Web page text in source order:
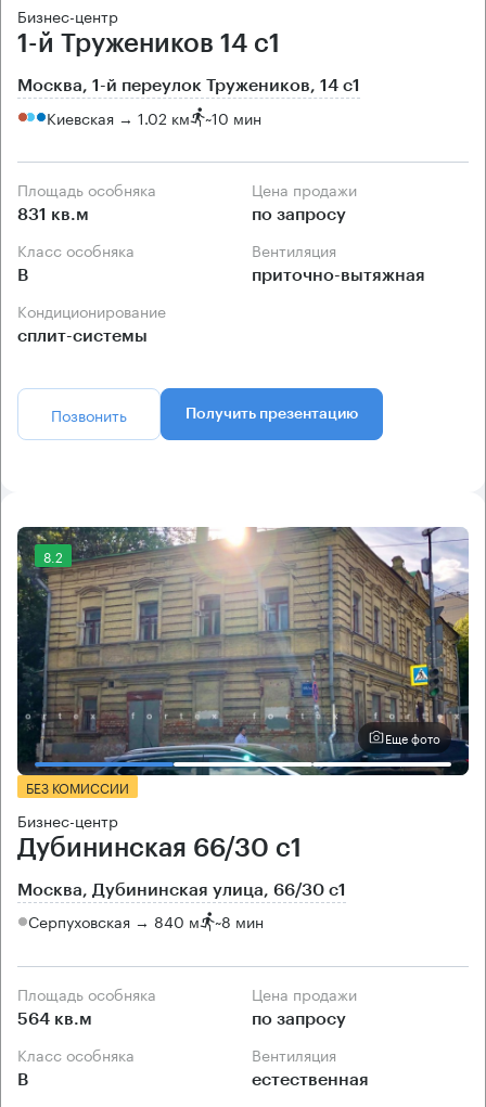
Бизнес-центр
1-й Тружеников 14 с1
Москва, 1-й переулок Тружеников, 14 с1
Киевская → 1.02 км ~10 мин
Площадь особняка
831 кв.м
Цена продажи
по запросу
Класс особняка
B
Вентиляция
приточно-вытяжная
Кондиционирование
сплит-системы
Позвонить Получить презентацию
8.2
Еще фото
БЕЗ КОМИССИИ
Бизнес-центр
Дубининская 66/30 с1
Москва, Дубининская улица, 66/30 с1
Серпуховская → 840 м ~8 мин
Площадь особняка
564 кв.м
Цена продажи
по запросу
Класс особняка
B
Вентиляция
естественная